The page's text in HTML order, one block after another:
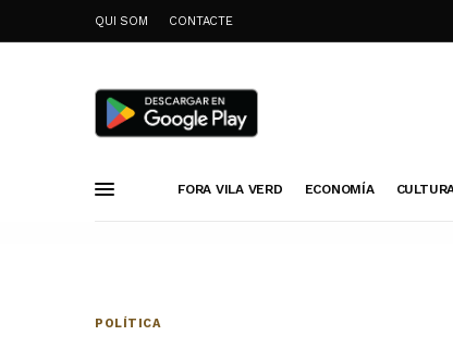
QUI SOM CONTACTE
FORA VILA VERD ECONOMÍA
POLÍTICA